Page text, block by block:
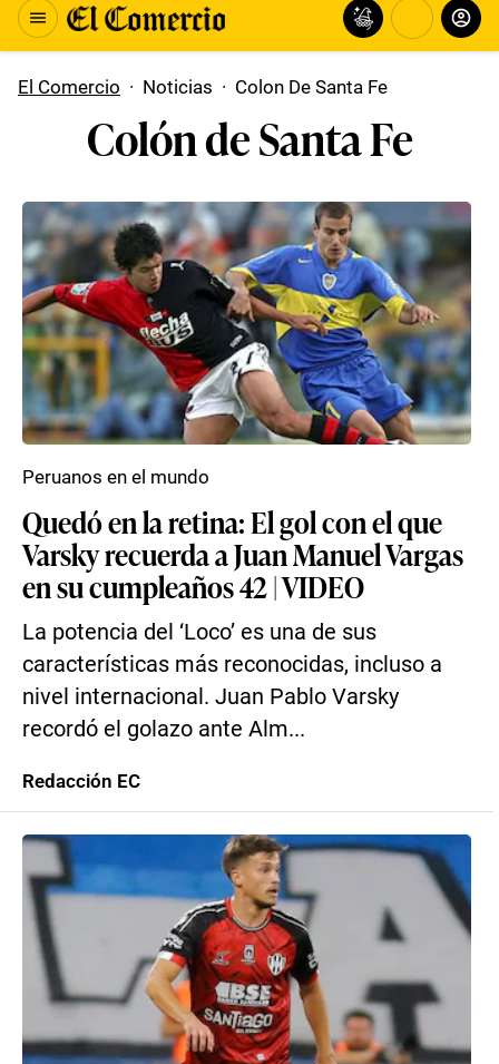
El Comercio · Noticias · Colon De Santa Fe
Colón de Santa Fe
Quedó en la retina: El gol con el que
Varsky recuerda a Juan Manuel Vargas
en su cumpleaños 42 | VIDEO
La potencia del ‘Loco’ es una de sus
características más reconocidas, incluso a
nivel internacional. Juan Pablo Varsky
recordó el golazo ante Alm...
Peruanos en el mundo
Redacción EC